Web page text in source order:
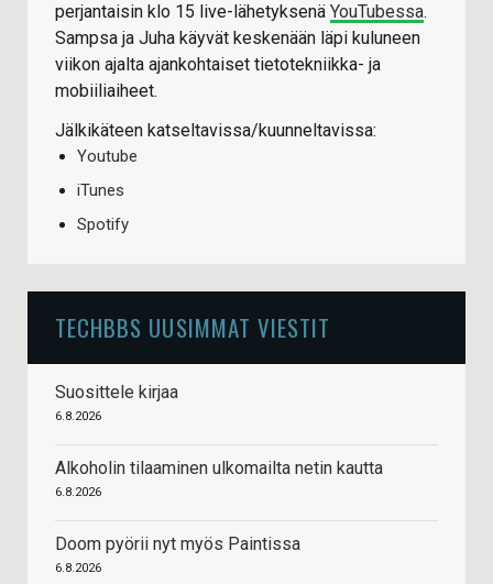
perjantaisin klo 15 live-lähetyksenä YouTubessa.
Sampsa ja Juha käyvät keskenään läpi kuluneen
viikon ajalta ajankohtaiset tietotekniikka- ja
mobiiliaiheet.
Jälkikäteen katseltavissa/kuunneltavissa:
Youtube
iTunes
Spotify
TECHBBS UUSIMMAT VIESTIT
Suosittele kirjaa
6.8.2026
Alkoholin tilaaminen ulkomailta netin kautta
6.8.2026
Doom pyörii nyt myös Paintissa
6.8.2026